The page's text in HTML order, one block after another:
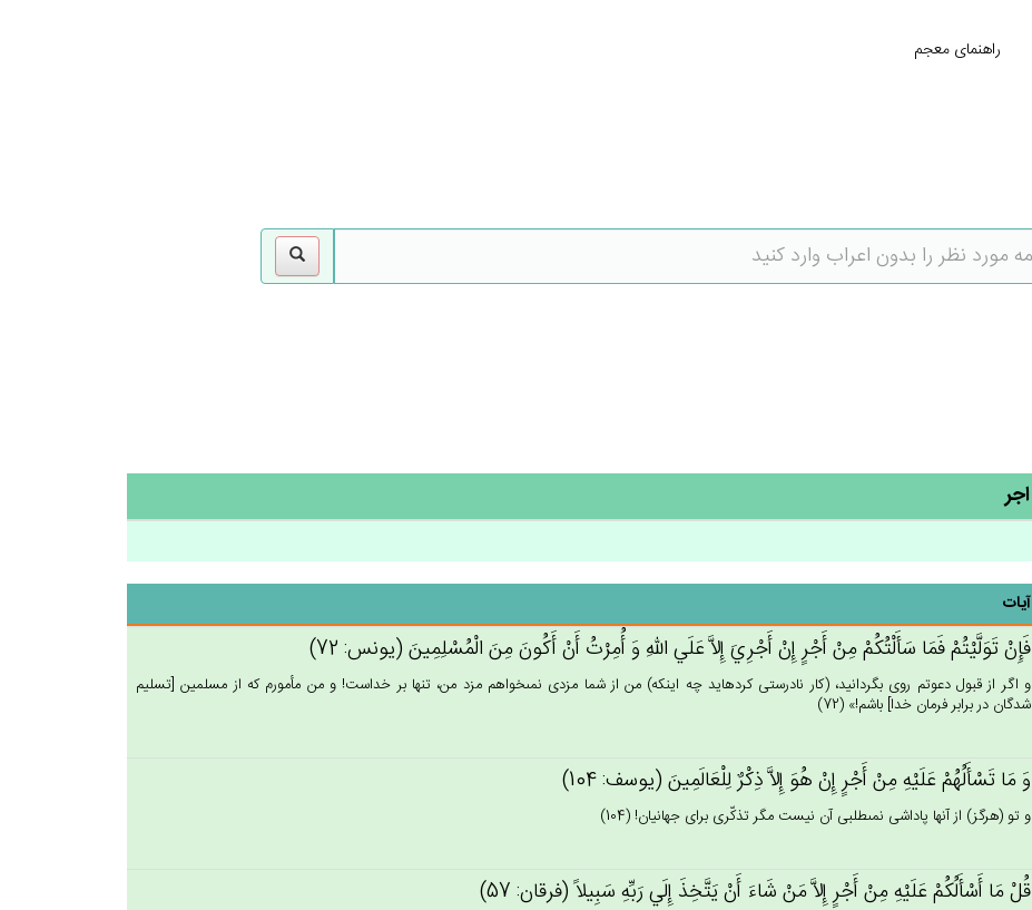
راهنمای معجم
آیات
فَإِنْ‌ تَوَلَّيْتُم‌ْ فَمَا سَأَلْتُكُمْ‌ مِن‌ْ أَجْرٍ إِن‌ْ أَجْرِي‌َ إِلاَّ عَلَي‌ الله‌ِ وَ أُمِرْت‌ُ أَن‌ْ أَكُون‌َ مِن‌َ الْمُسْلِمِين‌َ (يونس: 72)
و اگر از قبول دعوتم روى بگردانيد، (كار نادرستى كرده‏ايد چه اينكه) من از شما مزدى نمى‏خواهم مزد من، تنها بر خداست! و من مأمورم كه از مسلمين [تسليم
شدگان در برابر فرمان خدا] باشم!» (72)
وَ مَا تَسْأَلُهُم‌ْ عَلَيْه‌ِ مِن‌ْ أَجْرٍ إِن‌ْ هُوَ إِلاَّ ذِكْرٌ لِلْعَالَمِينَ‌ (يوسف: 104)
و تو (هرگز) از آنها پاداشى نمى‏طلبى آن نيست مگر تذكّرى براى جهانيان! (104)
قُل‌ْ مَا أَسْأَلُكُم‌ْ عَلَيْه‌ِ مِن‌ْ أَجْرٍ إِلاَّ مَنْ‌ شَاءَ أَنْ‌ يَتَّخِذَ إِلَي‌ رَبِّه‌ِ سَبِيلاً (فرقان: 57)